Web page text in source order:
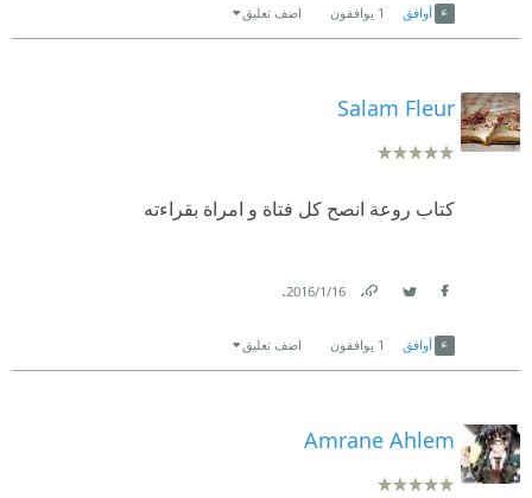
أوافق 1 يوافقون اضف تعليق
Salam Fleur
كتاب روعة انصح كل فتاة و امراة بقراءته
16‏/1‏/2016
.
أوافق 1 يوافقون اضف تعليق
Amrane Ahlem